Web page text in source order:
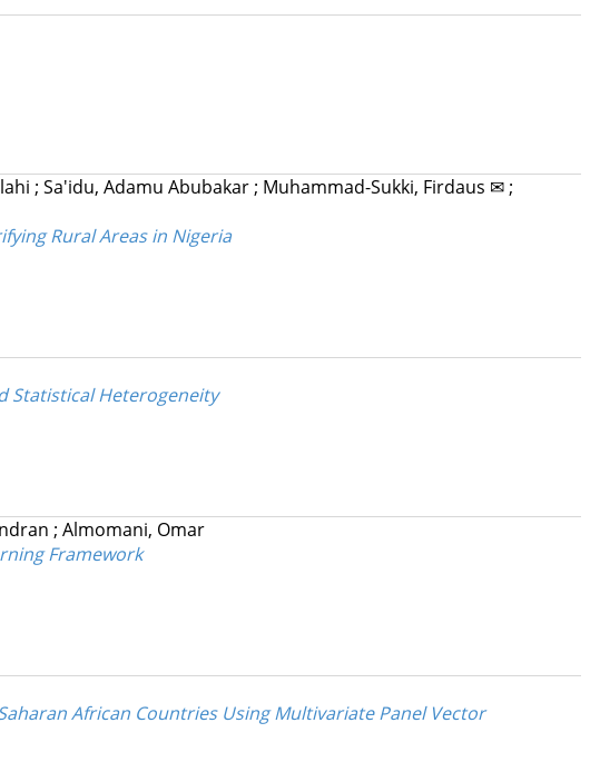
; Sa'idu, Adamu Abubakar; Muhammad-Sukki, Firdaus ✉;
Rural Areas in Nigeria
Statistical Heterogeneity
; Almomani, Omar
Framework
African Countries Using Multivariate Panel Vector